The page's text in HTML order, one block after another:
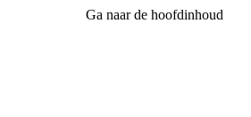
Ga naar de hoofdinhoud